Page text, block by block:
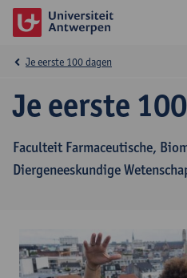
Je eerste
Faculteit Farmaceutische,
Diergeneeskundige
Je eerste 100 dagen